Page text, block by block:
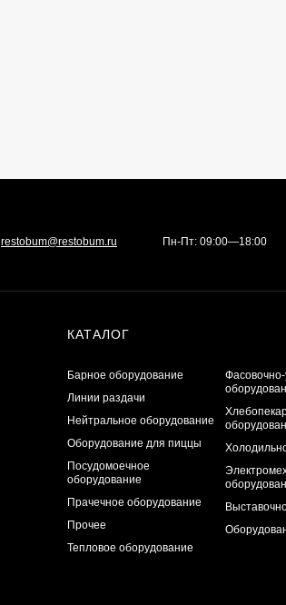
restobum@restobum.ru Пн-Пт: 09:00—18:00
КАТАЛОГ
Барное оборудование
Линии раздачи
Нейтральное оборудование
Оборудование для пиццы
Посудомоечное
оборудование
Прачечное оборудование
Прочее
Тепловое оборудование